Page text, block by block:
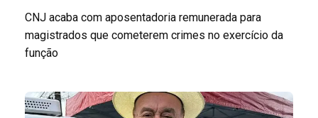
CNJ acaba com aposentadoria remunerada para
magistrados que cometerem crimes no exercício da
função